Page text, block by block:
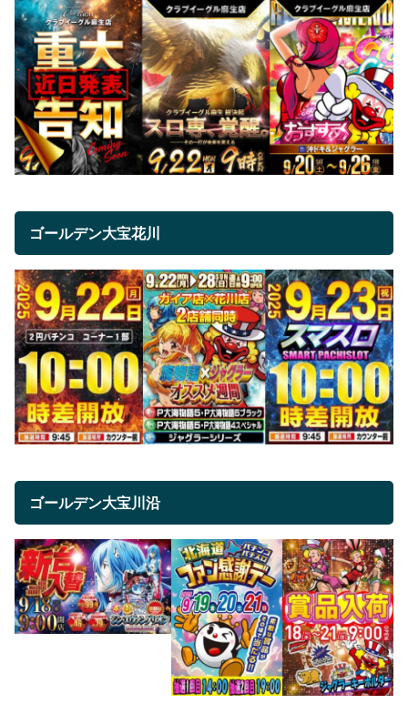
ゴールデン大宝花川
ゴールデン大宝川沿